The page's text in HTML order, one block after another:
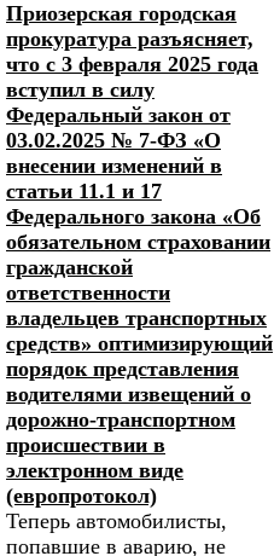
Приозерская городская
прокуратура разъясняет,
что с 3 февраля 2025 года
вступил в силу
Федеральный закон от
03.02.2025 № 7-ФЗ «О
внесении изменений в
статьи 11.1 и 17
Федерального закона «Об
обязательном страховании
гражданской
ответственности
владельцев транспортных
средств» оптимизирующий
порядок представления
водителями извещений о
дорожно-транспортном
происшествии в
электронном виде
(европротокол)
Теперь автомобилисты,
попавшие в аварию, не